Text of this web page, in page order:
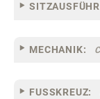
MECHANIK:
FUSSKREUZ: